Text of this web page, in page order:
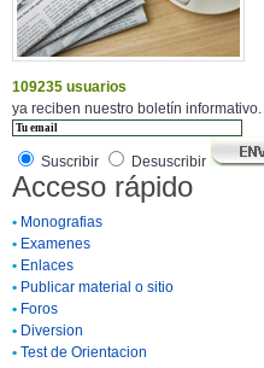
109235 usuarios
ya reciben nuestro boletín
Suscribir Desuscribir
Acceso rápido
• Monografias
• Examenes
• Enlaces
• Publicar material o sitio
• Foros
• Diversion
• Test de Orientacion